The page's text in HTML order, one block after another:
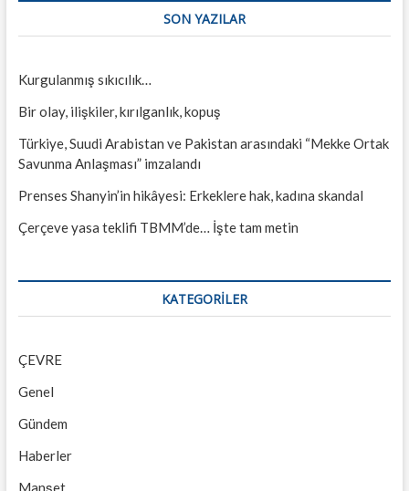
SON YAZILAR
Kurgulanmış sıkıcılık…
Bir olay, ilişkiler, kırılganlık, kopuş
Türkiye, Suudi Arabistan ve Pakistan arasındaki “Mekke Ortak
Savunma Anlaşması” imzalandı
Prenses Shanyin’in hikâyesi: Erkeklere hak, kadına skandal
Çerçeve yasa teklifi TBMM’de… İşte tam metin
KATEGORILER
ÇEVRE
Genel
Gündem
Haberler
Manşet